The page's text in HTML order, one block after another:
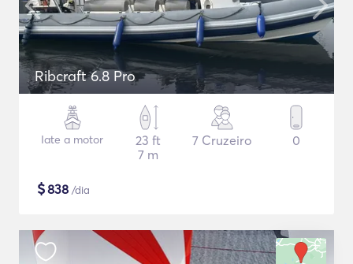
Ribcraft 6.8 Pro
Iate a motor
23 ft
7 m
7 Cruzeiro 0
$838 /dia